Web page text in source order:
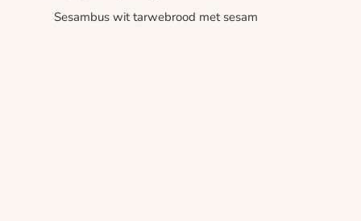
Sesambus wit tarwebrood met sesam